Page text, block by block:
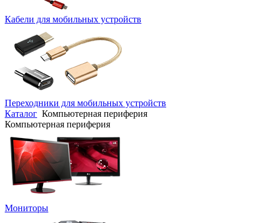
Кабели для мобильных устройств
Переходники для мобильных устройств
Каталог Компьютерная периферия
Компьютерная периферия
Мониторы